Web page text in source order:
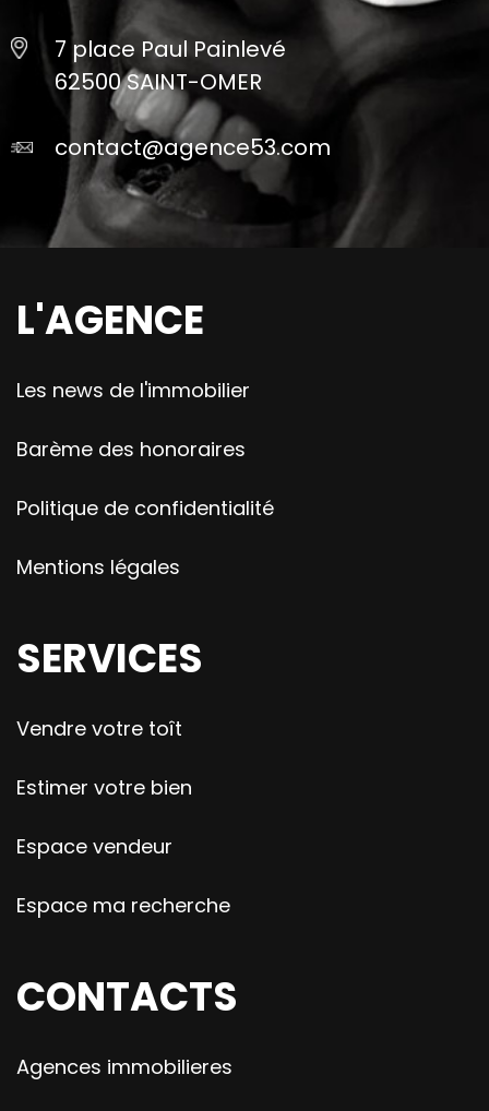
7 place Paul Painlevé
62500 SAINT-OMER
contact@agence53.com
L'AGENCE
Les news de l'immobilier
Barème des honoraires
Politique de confidentialité
Mentions légales
SERVICES
Vendre votre toît
Estimer votre bien
Espace vendeur
Espace ma recherche
CONTACTS
Agences immobilieres